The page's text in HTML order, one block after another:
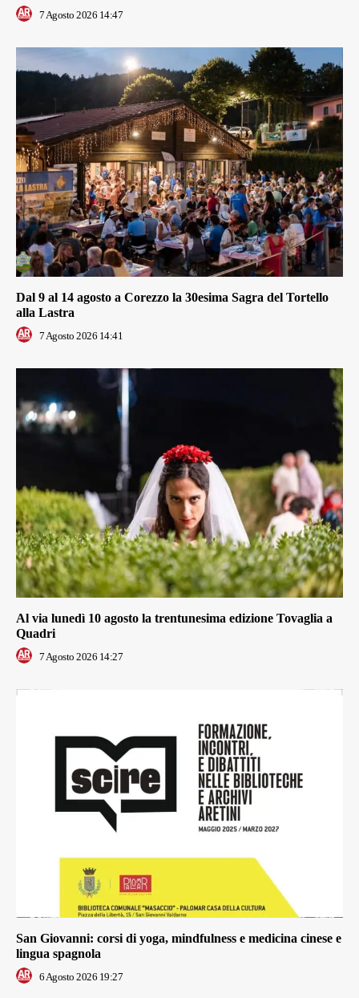
7 Agosto 2026 14:47
Dal 9 al 14 agosto a Corezzo la 30esima Sagra del Tortello
alla Lastra
7 Agosto 2026 14:41
Al via lunedì 10 agosto la trentunesima edizione Tovaglia a
Quadri
7 Agosto 2026 14:27
San Giovanni: corsi di yoga, mindfulness e medicina cinese e
lingua spagnola
6 Agosto 2026 19:27